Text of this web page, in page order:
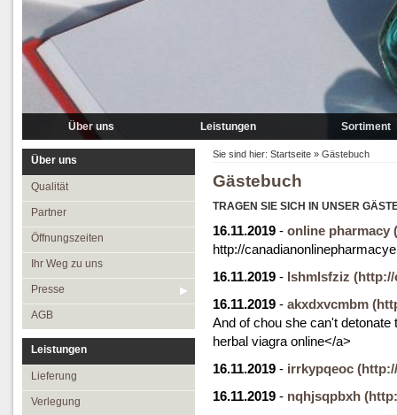
Über uns
Partner
Ihr Weg zu uns
Presse
Leistungen
Lieferung
Verlegung
Sortiment
Marmor
Granit R-Z
Mosaik
Bordüre
Leisten
Medallions
Antikmarmor
Über uns
Qualität
Partner
Öffnungszeiten
Ihr Weg zu uns
Presse
AGB
Leistungen
Lieferung
Verlegung
Sie sind hier: Startseite » Gästebuch
Gästebuch
TRAGEN SIE SICH IN UNSER
16.11.2019 - online pharmacy
http://
16.11.2019 - lshmlsfziz (http://
16.11.2019 - akxdxvcmbm
And of chou she can't
herbal viagra online</a>
16.11.2019 - irrkypqeoc
16.11.2019 - nqhjsqpbxh